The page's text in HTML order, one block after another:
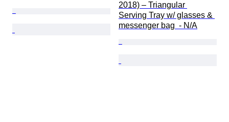
2018) – Triangular
Serving Tray w/ glasses &
messenger bag  - N/A